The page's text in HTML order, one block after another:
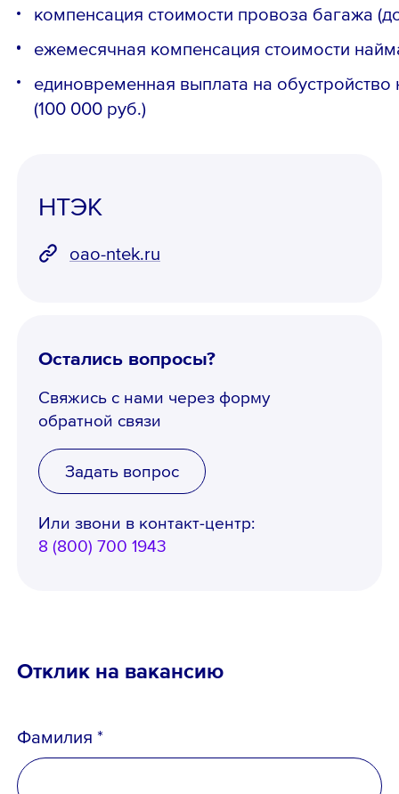
компенсация стоимости провоза багажа
ежемесячная компенсация стоимости
единовременная выплата на
(100 000 руб.)
НТЭК
oao-ntek.ru
Остались вопросы?
Свяжись с нами через форму
обратной связи
Задать вопрос
Или звони в контакт-центр:
8 (800) 700 1943
Отклик на вакансию
Фамилия *